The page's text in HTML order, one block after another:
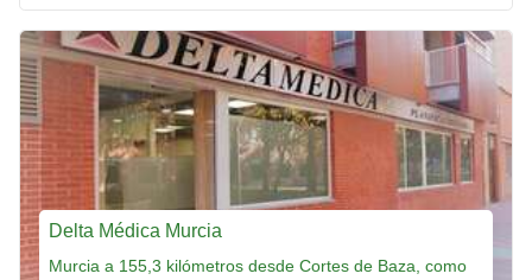
Delta Médica Murcia
Murcia a 155,3 kilómetros desde Cortes de Baza, como